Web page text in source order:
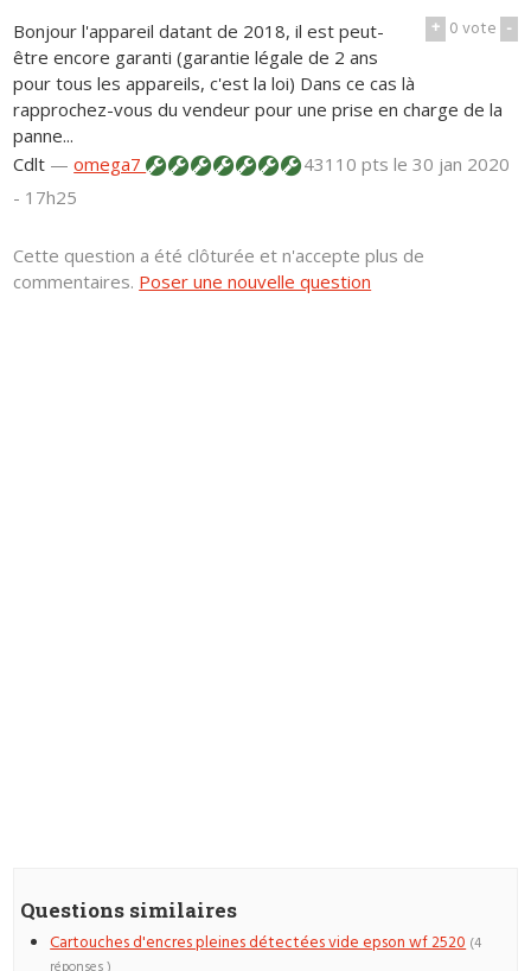
+ 0vote -
Bonjour l'appareil datant de 2018, il est peut-
être encore garanti (garantie légale de 2 ans
pour tous les appareils, c'est la loi) Dans ce cas là
rapprochez-vous du vendeur pour une prise en charge de la
panne...
Cdlt —omega7 43110 ptsle 30 jan 2020
- 17h25
Cette question a été clôturée et n'accepte plus de
commentaires. Poser une nouvelle question
Questions similaires
Cartouches d'encres pleines détectées vide epson wf 2520 (4